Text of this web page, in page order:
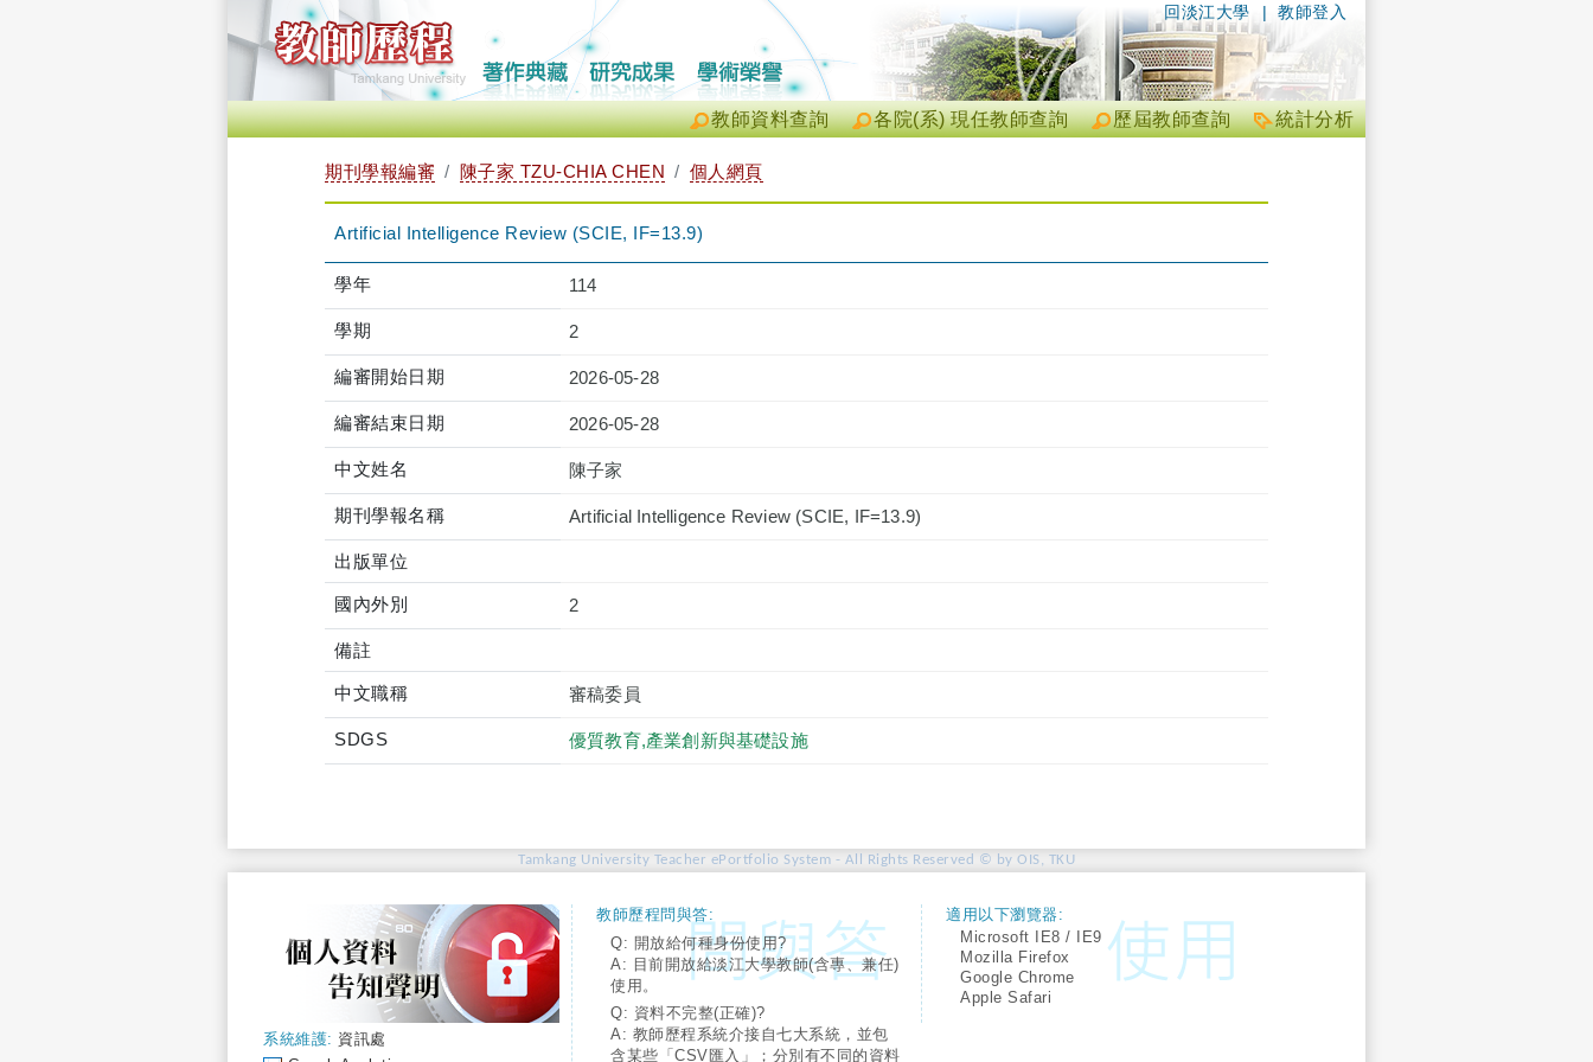
| 教師登入
回淡江大學
統計分析
歷屆教師查詢
各院(系) 現任教師查詢
教師資料查詢
期刊學報編審 陳子家 TZU-CHIA CHEN 個人網頁
Artificial Intelligence Review (SCIE, IF=13.9)
學年 114
學期 2
編審開始日期 2026-05-28
編審結束日期 2026-05-28
中文姓名 陳子家
期刊學報名稱 Artificial Intelligence Review (SCIE, IF=13.9)
出版單位
國內外別 2
備註
中文職稱 審稿委員
SDGS 優質教育,產業創新與基礎設施
Tamkang University Teacher ePortfolio System - All Rights Reserved © by OIS, TKU
系統維護: 資訊處
教師歷程問與答:
Q: 開放給何種身份使用?
A: 目前開放給淡江大學教師(含專、兼任)
使用。
Q: 資料不完整(正確)?
A: 教師歷程系統介接自七大系統，並包
含某些「CSV匯入」；分別有不同的資料
適用以下瀏覽器:
Microsoft IE8 / IE9
Mozilla Firefox
Google Chrome
Apple Safari